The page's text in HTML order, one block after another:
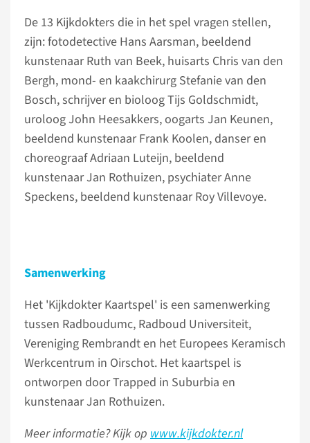
De 13 Kijkdokters die in het spel vragen stellen,
zijn: fotodetective Hans Aarsman, beeldend
kunstenaar Ruth van Beek, huisarts Chris van den
Bergh, mond- en kaakchirurg Stefanie van den
Bosch, schrijver en bioloog Tijs Goldschmidt,
uroloog John Heesakkers, oogarts Jan Keunen,
beeldend kunstenaar Frank Koolen, danser en
choreograaf Adriaan Luteijn, beeldend
kunstenaar Jan Rothuizen, psychiater Anne
Speckens, beeldend kunstenaar Roy Villevoye.
Samenwerking
Het 'Kijkdokter Kaartspel' is een samenwerking
tussen Radboudumc, Radboud Universiteit,
Vereniging Rembrandt en het Europees Keramisch
Werkcentrum in Oirschot. Het kaartspel is
ontworpen door Trapped in Suburbia en
kunstenaar Jan Rothuizen.
Meer informatie? Kijk op www.kijkdokter.nl